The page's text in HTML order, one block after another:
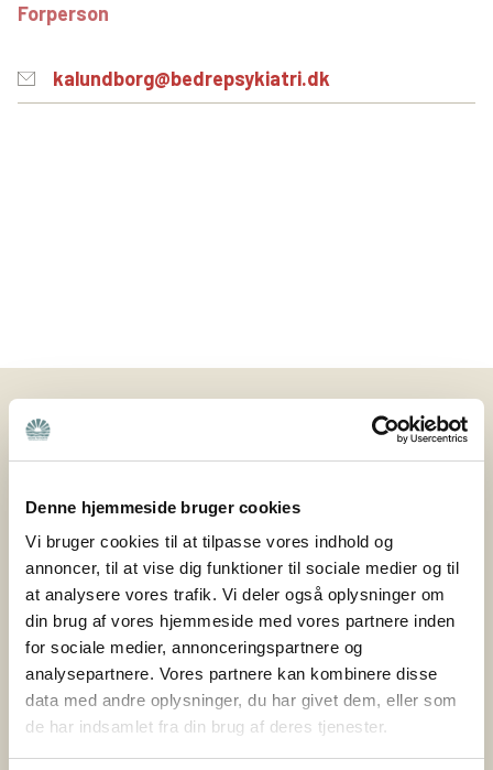
Denne hjemmeside bruger cookies
Vi bruger cookies til at tilpasse vores indhold og
annoncer, til at vise dig funktioner til sociale medier og til
at analysere vores trafik. Vi deler også oplysninger om
din brug af vores hjemmeside med vores partnere inden
for sociale medier, annonceringspartnere og
analysepartnere. Vores partnere kan kombinere disse
data med andre oplysninger, du har givet dem, eller som
de har indsamlet fra din brug af deres tjenester.
Forperson
kalundborg@bedrepsykiatri.dk
Nyheder
Nye veje til frivillighed: Hvordan sikrer vi
fremtiden?
Hvordan sikrer vi, at pårørende også i fremtiden kan
finde fællesskab og støtte i deres lokalområde? Det
spørgsmål har været omdrejningspunktet i
projektet Nye veje til frivillighed, som Bedre Psykiatri
netop har afsluttet sammen med Nyreforeningen og